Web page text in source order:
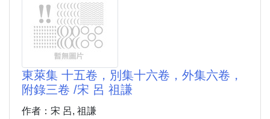
東萊集 十五卷，別集十六卷，外集六卷，
附錄三卷 /宋 呂 祖謙
作者：宋 呂, 祖謙